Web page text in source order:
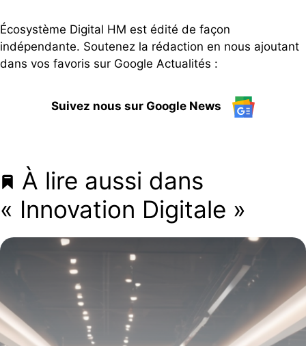
Écosystème Digital HM est édité de façon
indépendante. Soutenez la rédaction en nous ajoutant
dans vos favoris sur Google Actualités :
Suivez nous sur Google News
À lire aussi dans
« Innovation Digitale »